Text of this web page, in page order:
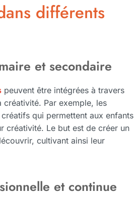
différents
et secondaire
peuvent être intégrées à travers
créativité. Par exemple, les
qui permettent aux enfants
créativité. Le but est de créer un
cultivant ainsi leur
et continue